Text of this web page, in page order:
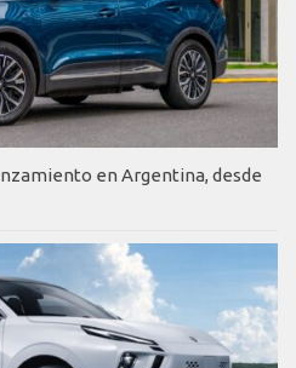
en Argentina, desde